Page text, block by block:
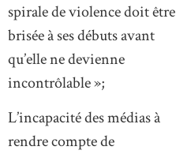
spirale de violence doit être
brisée à ses débuts avant
qu’elle ne devienne
incontrôlable »;
L’incapacité des médias à
rendre compte de